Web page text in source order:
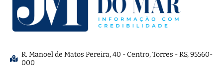
R. Manoel de Matos Pereira, 40 - Centro, Torres - RS, 95560-
000